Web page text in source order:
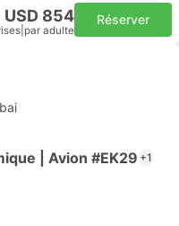
USD 854
par adulte
Réserver
| Avion #EK29 +1